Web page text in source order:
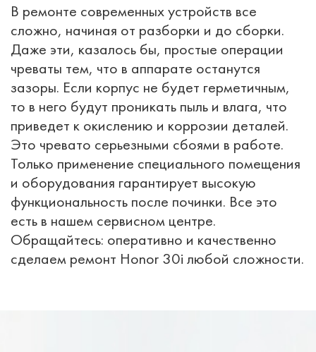
В ремонте современных устройств все
сложно, начиная от разборки и до сборки.
Даже эти, казалось бы, простые операции
чреваты тем, что в аппарате останутся
зазоры. Если корпус не будет герметичным,
то в него будут проникать пыль и влага, что
приведет к окислению и коррозии деталей.
Это чревато серьезными сбоями в работе.
Только применение специального помещения
и оборудования гарантирует высокую
функциональность после починки. Все это
есть в нашем сервисном центре.
Обращайтесь: оперативно и качественно
сделаем ремонт Honor 30i любой сложности.